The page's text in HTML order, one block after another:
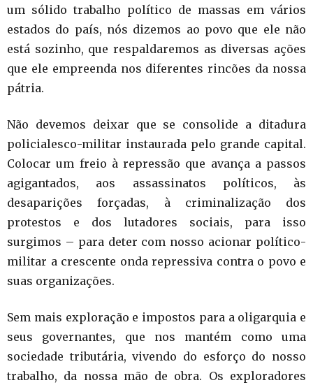
um sólido trabalho político de massas em vários
estados do país, nós dizemos ao povo que ele não
está sozinho, que respaldaremos as diversas ações
que ele empreenda nos diferentes rincões da nossa
pátria.
Não devemos deixar que se consolide a ditadura
policialesco-militar instaurada pelo grande capital.
Colocar um freio à repressão que avança a passos
agigantados, aos assassinatos políticos, às
desaparições forçadas, à criminalização dos
protestos e dos lutadores sociais, para isso
surgimos – para deter com nosso acionar político-
militar a crescente onda repressiva contra o povo e
suas organizações.
Sem mais exploração e impostos para a oligarquia e
seus governantes, que nos mantém como uma
sociedade tributária, vivendo do esforço do nosso
trabalho, da nossa mão de obra. Os exploradores